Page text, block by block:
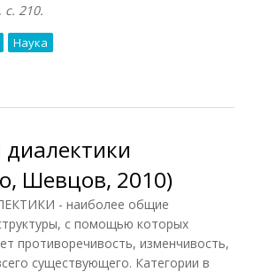
210.
Наука
диалектики
Шевцов, 2010)
- наиболее общие
с помощью которых
противоречивость, изменчивость,
существующего. Категории в